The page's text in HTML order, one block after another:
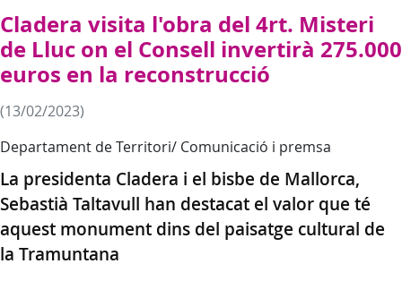
Cladera visita l'obra del 4rt. Misteri
de Lluc on el Consell invertirà 275.000
euros en la reconstrucció
(13/02/2023)
Departament de Territori/ Comunicació i premsa
La presidenta Cladera i el bisbe de Mallorca,
Sebastià Taltavull han destacat el valor que té
aquest monument dins del paisatge cultural de
la Tramuntana